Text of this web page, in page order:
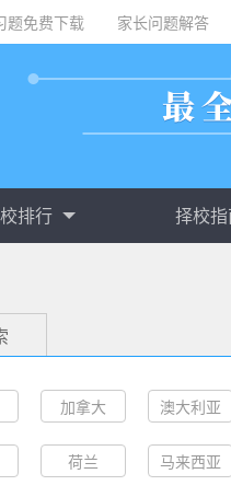
题免费下载 家长问题解答
排行 择校
加拿大 澳大利亚
荷兰 马来西亚